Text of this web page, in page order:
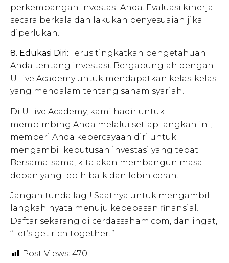
perkembangan investasi Anda. Evaluasi kinerja
secara berkala dan lakukan penyesuaian jika
diperlukan.
8. Edukasi Diri: Terus tingkatkan pengetahuan
Anda tentang investasi. Bergabunglah dengan
U-live Academy untuk mendapatkan kelas-kelas
yang mendalam tentang saham syariah.
Di U-live Academy, kami hadir untuk
membimbing Anda melalui setiap langkah ini,
memberi Anda kepercayaan diri untuk
mengambil keputusan investasi yang tepat.
Bersama-sama, kita akan membangun masa
depan yang lebih baik dan lebih cerah.
Jangan tunda lagi! Saatnya untuk mengambil
langkah nyata menuju kebebasan finansial.
Daftar sekarang di cerdassaham.com, dan ingat,
“Let’s get rich together!”
Post Views: 470